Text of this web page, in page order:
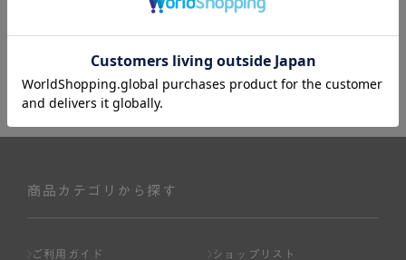
商品カテゴリから探す
ご利用ガイド ショップリスト